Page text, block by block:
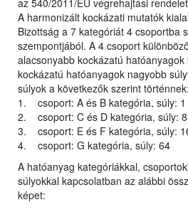
az 540/2011/EU végrehajtási
A harmonizált kockázati mutatók
Bizottság a 7 kategóriát 4 csoportba
szempontjából. A 4 csoport
alacsonyabb kockázatú
kockázatú hatóanyagok nagyobb
súlyok a következők szerint történnek:
1. csoport: A és B kategória, súly: 1
2. csoport: C és D kategória, súly: 8
3. csoport: E és F kategória, súly:
4. csoport: G kategória, súly: 64
A hatóanyag kategóriákkal,
súlyokkal kapcsolatban az alábbi
képet: